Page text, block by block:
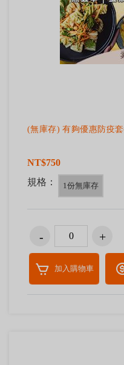
(無庫存) 有夠優惠防疫套
NT$750
規格：
1份無庫存
加入購物車